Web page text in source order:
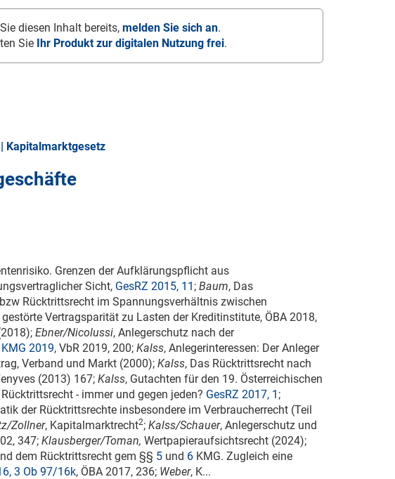
diesen Inhalt bereits, melden Sie sich an.
Sie
Ihr Produkt zur digitalen Nutzung frei.
Kapitalmarktgesetz
Grenzen der Aufklärungspflicht aus
Sicht, GesRZ 2015, 11 ; Baum, Das
Rücktrittsrecht im Spannungsverhältnis zwischen
Vertragsparität zu Lasten der Kreditinstitute, ÖBA 2018,
Ebner/Nicolussi, Anlegerschutz nach der
KMG 2019, VbR 2019, 200; Kalss, Anlegerinteressen: Der Anleger
Verband und Markt (2000); Kalss, Das Rücktrittsrecht nach
(2013) 167; Kalss, Gutachten für den 19. Österreichischen
Rücktrittsrecht - immer und gegen jeden? GesRZ 2017, 1 ;
der Rücktrittsrechte insbesondere im Verbraucherrecht (Teil
Zollner, Kapitalmarktrecht2; Kalss/Schauer, Anlegerschutz und
347; Klausberger/Toman, Wertpapieraufsichtsrecht (2024);
dem Rücktrittsrecht gem §§ 5 und 6 KMG. Zugleich eine
3 Ob 97/16k, ÖBA 2017, 236; Weber, K...